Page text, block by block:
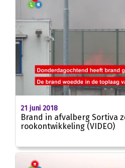
21 juni 2018
Brand in afvalberg Sortiva
rookontwikkeling (VIDEO)